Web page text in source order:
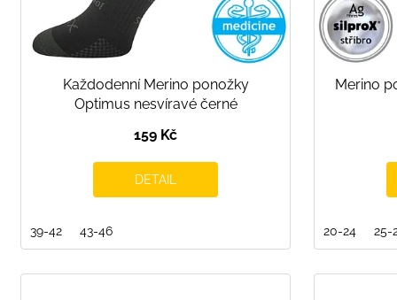
Každodenní Merino ponožky
Optimus nesvíravé černé
159 Kč
DETAIL
39-42 43-46
Merino
20-24 25-